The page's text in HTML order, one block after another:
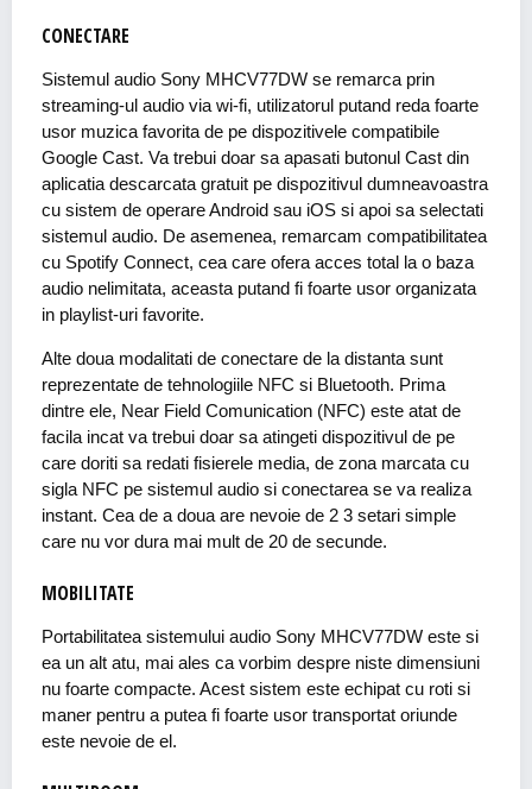
CONECTARE
Sistemul audio Sony MHCV77DW se remarca prin
streaming-ul audio via wi-fi, utilizatorul putand reda foarte
usor muzica favorita de pe dispozitivele compatibile
Google Cast. Va trebui doar sa apasati butonul Cast din
aplicatia descarcata gratuit pe dispozitivul dumneavoastra
cu sistem de operare Android sau iOS si apoi sa selectati
sistemul audio. De asemenea, remarcam compatibilitatea
cu Spotify Connect, cea care ofera acces total la o baza
audio nelimitata, aceasta putand fi foarte usor organizata
in playlist-uri favorite.
Alte doua modalitati de conectare de la distanta sunt
reprezentate de tehnologiile NFC si Bluetooth. Prima
dintre ele, Near Field Comunication (NFC) este atat de
facila incat va trebui doar sa atingeti dispozitivul de pe
care doriti sa redati fisierele media, de zona marcata cu
sigla NFC pe sistemul audio si conectarea se va realiza
instant. Cea de a doua are nevoie de 2 3 setari simple
care nu vor dura mai mult de 20 de secunde.
MOBILITATE
Portabilitatea sistemului audio Sony MHCV77DW este si
ea un alt atu, mai ales ca vorbim despre niste dimensiuni
nu foarte compacte. Acest sistem este echipat cu roti si
maner pentru a putea fi foarte usor transportat oriunde
este nevoie de el.